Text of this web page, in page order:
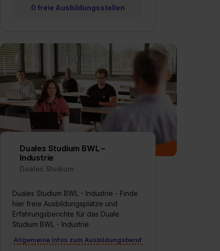
0 freie Ausbildungsstellen
Duales Studium BWL –
Industrie
Duales Studium
Duales Studium BWL - Industrie - Finde
hier freie Ausbildungsplätze und
Erfahrungsberichte für das Duale
Studium BWL - Industrie
Allgemeine Infos zum Ausbildungsberuf